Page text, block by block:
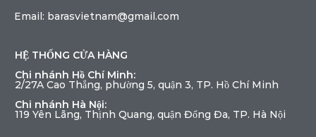
Email: barasvietnam@gmail.com
HỆ THỐNG CỬA HÀNG
Chi nhánh Hồ Chí Minh:
2/27A Cao Thắng, phường 5, quận 3, TP. Hồ Chí Minh
Chi nhánh Hà Nội:
119 Yên Lãng, Thịnh Quang, quận Đống Đa, TP. Hà Nội